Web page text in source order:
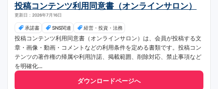
投稿コンテンツ利用同意書（オンラインサロン）
更新日：2026年7月16日
承諾書 SNS関連 経営・投資・法務
投稿コンテンツ利用同意書（オンラインサロン）は、会員が投稿する文
章・画像・動画・コメントなどの利用条件を定める書類です。投稿コン
テンツの著作権の帰属や利用許諾、掲載範囲、削除対応、禁止事項など
を明確化...
ダウンロードページへ